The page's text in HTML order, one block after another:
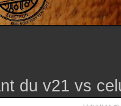
du v21 vs